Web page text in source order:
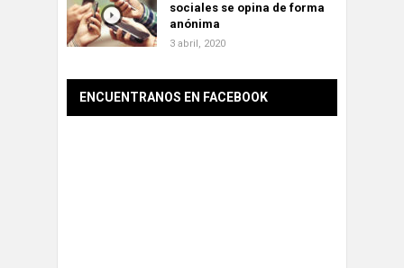
sociales se opina de forma
anónima
3 abril, 2020
ENCUENTRANOS EN FACEBOOK